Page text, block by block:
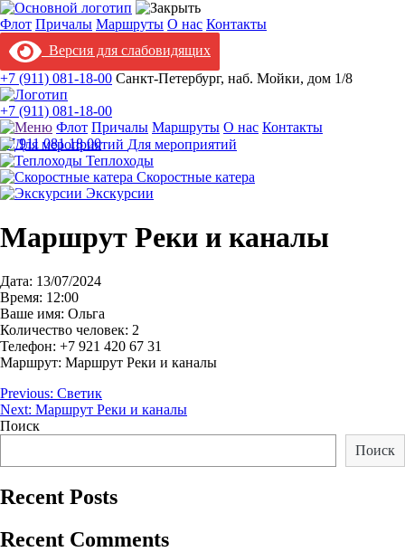
Флот Причалы Маршруты О нас Контакты
Версия для слабовидящих
+7 (911) 081-18-00 Санкт-Петербург, наб. Мойки, дом 1/8
+7 (911) 081-18-00
Флот Причалы Маршруты О нас Контакты
+7 911 081 18 00
Для мероприятий
Теплоходы
Скоростные катера
Экскурсии
Маршрут Реки и каналы
Дата: 13/07/2024
Время: 12:00
Ваше имя: Ольга
Количество человек: 2
Телефон: +7 921 420 67 31
Маршрут: Маршрут Реки и каналы
Навигация
по
Previous: Светик
Next: Маршрут Реки и каналы
Поиск
Поиск
Recent Posts
Recent Comments